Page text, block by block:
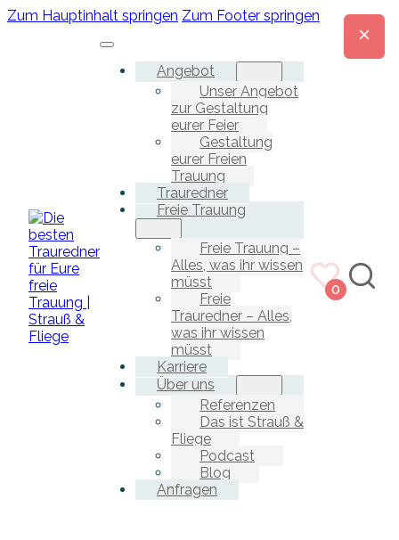
Zum Hauptinhalt springen Zum Footer springen
Angebot
Unser Angebot
zur Gestaltung
eurer Feier
Gestaltung
eurer Freien
Trauung
Trauredner
Freie Trauung
Freie Trauung –
Alles, was ihr wissen
müsst
Freie
Trauredner – Alles,
was ihr wissen
müsst
Karriere
Über uns
Referenzen
Das ist Strauß &
Fliege
Podcast
Blog
Anfragen
0